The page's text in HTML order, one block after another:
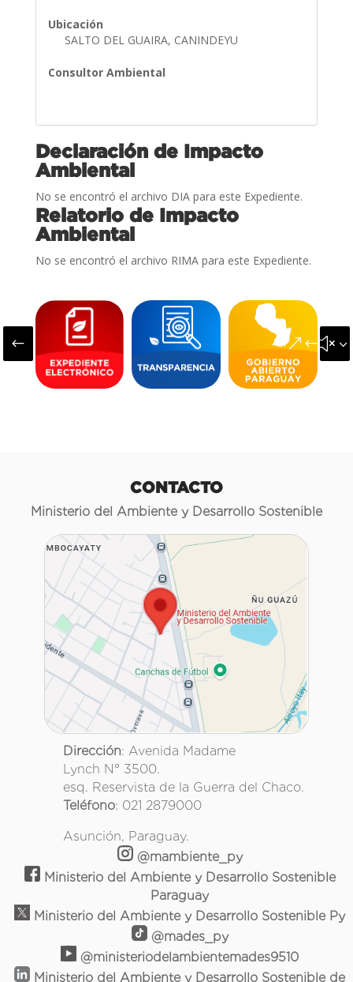
Ubicación
SALTO DEL GUAIRA, CANINDEYU
Consultor Ambiental
Declaración de Impacto
Ambiental
No se encontró el archivo DIA para este Expediente.
Relatorio de Impacto
Ambiental
No se encontró el archivo RIMA para este Expediente.
#
CONTACTO
Ministerio del Ambiente y Desarrollo Sostenible
Dirección: Avenida Madame
Lynch N° 3500.
esq. Reservista de la Guerra del Chaco.
Teléfono: 021 2879000
Asunción, Paraguay.
@mambiente_py
Ministerio del Ambiente y Desarrollo Sostenible
Paraguay
Ministerio del Ambiente y Desarrollo Sostenible Py
@mades_py
@ministeriodelambientemades9510
Ministerio del Ambiente y Desarrollo Sostenible de